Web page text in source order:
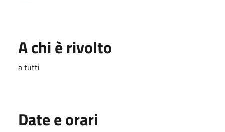
A chi è rivolto
a tutti
Date e orari